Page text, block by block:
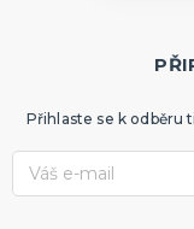
Přihlaste se k odběru